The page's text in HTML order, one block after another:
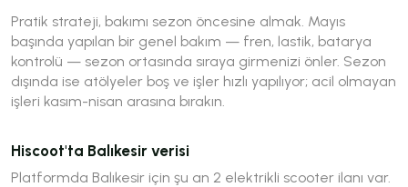
Pratik strateji, bakımı sezon öncesine almak. Mayıs
başında yapılan bir genel bakım — fren, lastik, batarya
kontrolü — sezon ortasında sıraya girmenizi önler. Sezon
dışında ise atölyeler boş ve işler hızlı yapılıyor; acil olmayan
işleri kasım-nisan arasına bırakın.
Hiscoot'ta Balıkesir verisi
Platformda Balıkesir için şu an 2 elektrikli scooter ilanı var.